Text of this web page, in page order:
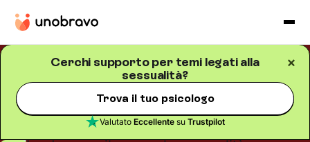
Cerchi supporto per temi legati alla
sessualità?
Trova il tuo psicologo
Valutato Eccellentesu Trustpilot
minuti di lettura
Le donne e il sesso: la
sessualità femminile